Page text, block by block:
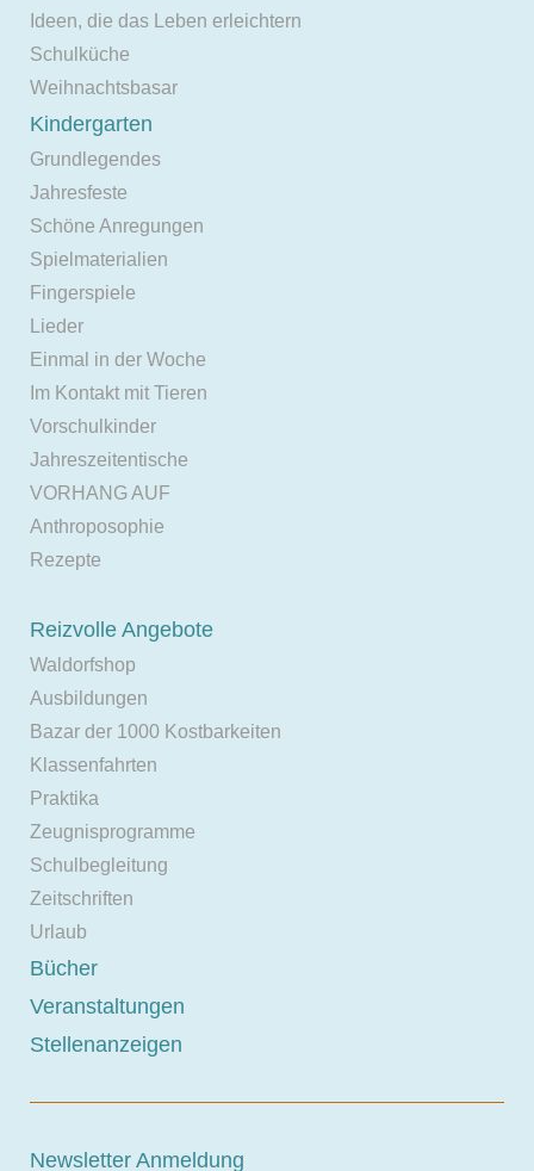
Ideen, die das Leben erleichtern
Schulküche
Weihnachtsbasar
Kindergarten
Grundlegendes
Jahresfeste
Schöne Anregungen
Spielmaterialien
Fingerspiele
Lieder
Einmal in der Woche
Im Kontakt mit Tieren
Vorschulkinder
Jahreszeitentische
VORHANG AUF
Anthroposophie
Rezepte
Reizvolle Angebote
Waldorfshop
Ausbildungen
Bazar der 1000 Kostbarkeiten
Klassenfahrten
Praktika
Zeugnisprogramme
Schulbegleitung
Zeitschriften
Urlaub
Bücher
Veranstaltungen
Stellenanzeigen
Newsletter Anmeldung